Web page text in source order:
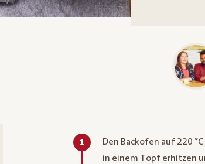
1
Den Backofen auf 220
in einem Topf erhitzen